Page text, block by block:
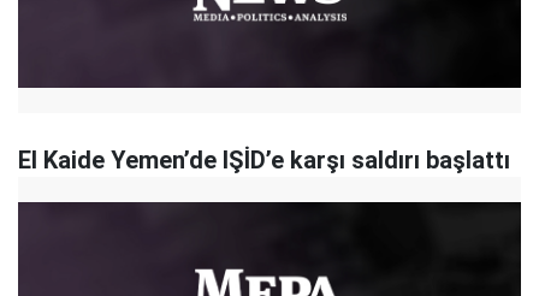
El Kaide Yemen’de IŞİD’e karşı saldırı başlattı